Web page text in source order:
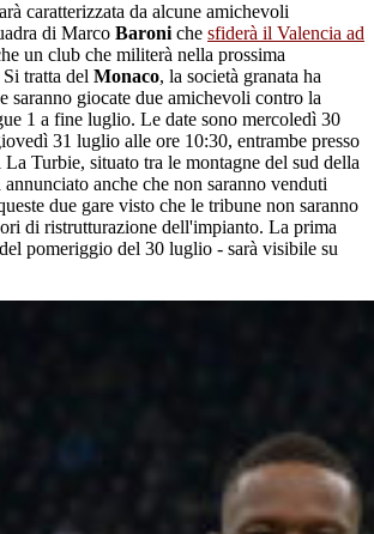
caratterizzata da alcune amichevoli
di Marco Baroni che sfiderà il Valencia ad
un club che militerà nella prossima
tratta del Monaco, la società granata ha
saranno giocate due amichevoli contro la
1 a fine luglio. Le date sono mercoledì 30
31 luglio alle ore 10:30, entrambe presso
Turbie, situato tra le montagne del sud della
anche che non saranno venduti
due gare visto che le tribune non saranno
di ristrutturazione dell'impianto. La prima
pomeriggio del 30 luglio - sarà visibile su